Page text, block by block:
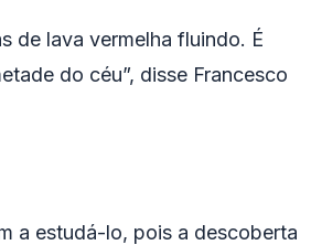
de lava vermelha fluindo. É
do céu”, disse Francesco
a estudá-lo, pois a descoberta